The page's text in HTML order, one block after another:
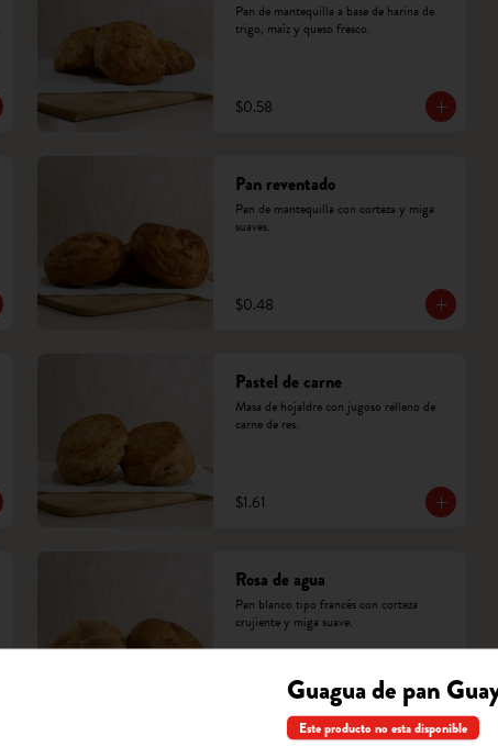
Pan de mantequilla a base de harina de
trigo, maíz y queso fresco.
$0.58
Pan reventado
Pan de mantequilla con corteza y miga
suaves.
$0.48
Pastel de carne
Masa de hojaldre con jugoso relleno de
carne de res.
$1.61
Rosa de agua
Pan blanco tipo francés con corteza
crujiente y miga suave.
Guagua de pan
Este producto no esta disponible